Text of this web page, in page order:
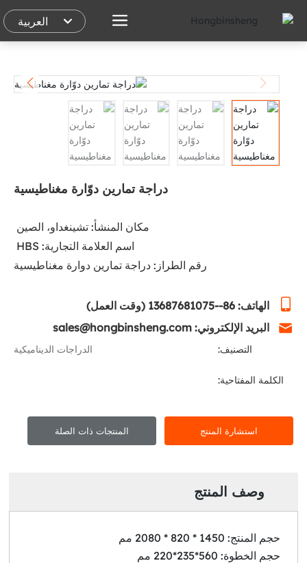
العربية
العربية
España
دراجة تمارين دوّارة مغناطيسية
رقم الطراز: دراجة تمارين دوارة مغناطيسية
الهاتف: 86--13687681075 (وقت العمل)
البريد الإلكتروني: sales@hongbinsheng.com
التصنيف: الدراجات الديناميكية
الكلمة المفتاحية:
استشارة المنتج المنتجات ذات الصلة
وصف المنتج
حجم المنتج: 1450 * 820 * 2080 مم
حجم الخطوة: 560*235*220 مم